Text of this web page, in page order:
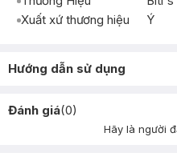
Xuất xứ thương hiệu
Ý
Hướng dẫn sử dụng
Đánh giá(0)
Hãy là người